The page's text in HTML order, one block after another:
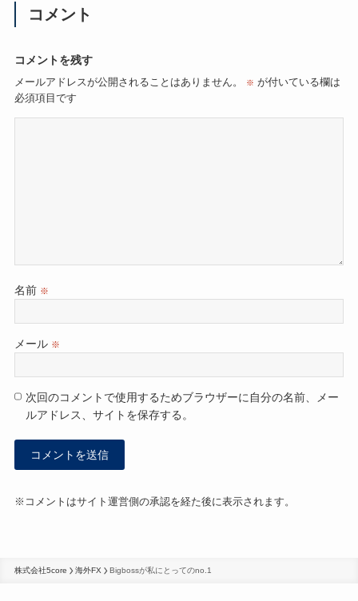
コメント
コメントを残す
メールアドレスが公開されることはありません。 ※ が付いている欄は
必須項目です
名前 ※
メール ※
次回のコメントで使用するためブラウザーに自分の名前、メー
ルアドレス、サイトを保存する。
※コメントはサイト運営側の承認を経た後に表示されます。
株式会社5core 海外FX Bigbossが私にとってのno.1